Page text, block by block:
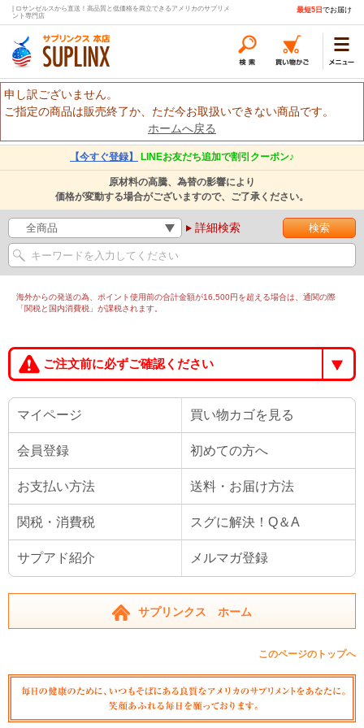
| ロサンゼルスから直送！高品質と低価格を両立できるアメリカのサプリメ
ント専門店
最短5日 でお届け
申し訳ございません。
ご指定の商品は販売終了か、ただ今お取扱いできない商品です。
ホームへ戻る
【今すぐ登録】 LINEお友だち追加で割引クーポン♪
原材料の高騰、為替の影響により
価格が変動する場合がございますので、ご了承ください。
詳細検索
海外からの発送の為、ポイント使用前の合計金額が16,500円を超える場合は、通関の際
「関税と国内消費税」が課税されます。
ご注文前に必ずご確認ください
マイページ 買い物カゴを見る
会員登録 初めての方へ
お支払い方法 送料・お届け方法
関税・消費税 スグに解決！Q＆A
サプアド紹介 メルマガ登録
サプリンクス ホーム
このページのトップへ